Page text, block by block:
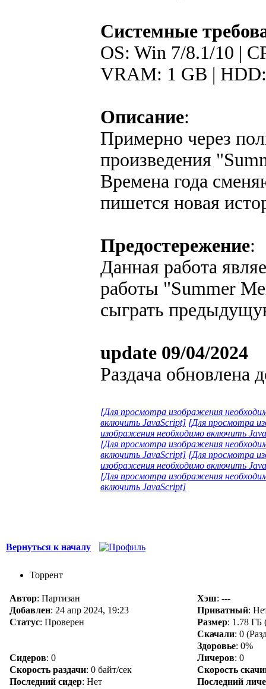
Системные
ОS: Win 7/8.1/10 |
VRAM: 1 GB |
Описание:
Примерно через
произведения
Времена года
пишется новая
Предостережение:
Данная работа
работы "Summer
сыграть
update 09/04/2024
Раздача обновлена
[Для просмотра изображения
включить JavaScript] [Для просмотра
изображения необходимо включить
[Для просмотра изображения
включить JavaScript] [Для просмотра
изображения необходимо включить
[Для просмотра изображения
включить JavaScript]
Вернуться к началу
Торрент
Автор: Партизан Хэш: ---
Добавлен: 24 апр 2024, 19:23 Приватный:
Статус: Проверен Размер: 1.78 ГБ
Скачали: 0
Здоровье: 0%
Сидеров: 0 Личеров: 0
Скорость раздачи: 0 байт/сек
Скорость
Последний сидер: Нет Последний